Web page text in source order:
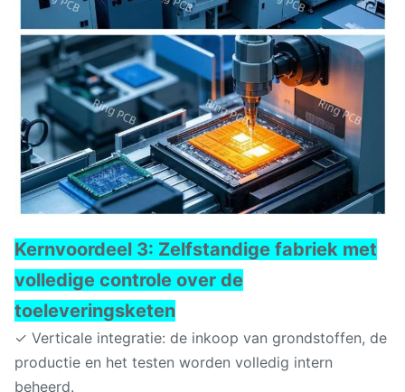
Kernvoordeel 3: Zelfstandige fabriek met
volledige controle over de
toeleveringsketen
✓ Verticale integratie: de inkoop van grondstoffen, de
productie en het testen worden volledig intern
beheerd.